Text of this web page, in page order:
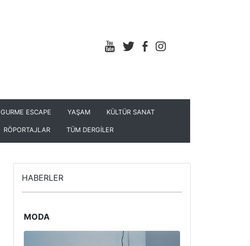
GURME ESCAPE YAŞAM KÜLTÜR SANAT
RÖPORTAJLAR TÜM DERGİLER
HABERLER
MODA